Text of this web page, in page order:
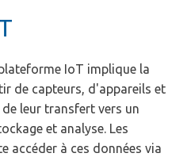
IoT implique la
de capteurs, d'appareils et
leur transfert vers un
et analyse. Les
accéder à ces données via